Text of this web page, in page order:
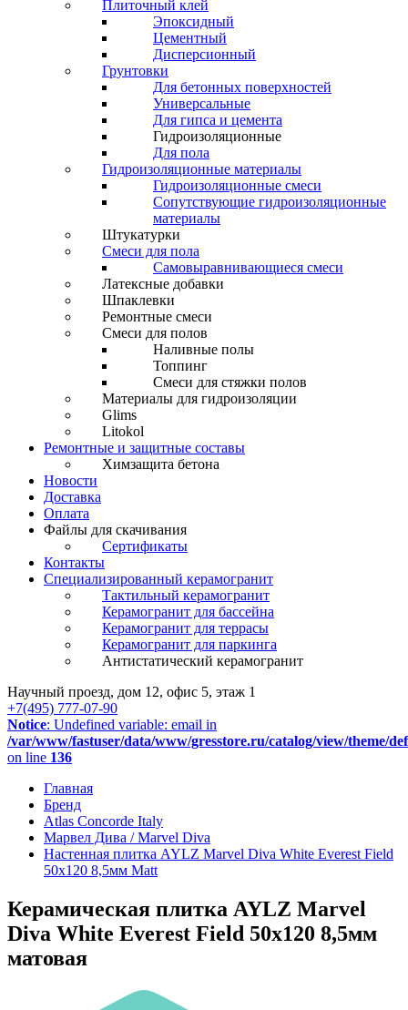
Плиточный клей
Эпоксидный
Цементный
Дисперсионный
Грунтовки
Для бетонных поверхностей
Универсальные
Для гипса и цемента
Гидроизоляционные
Для пола
Гидроизоляционные материалы
Гидроизоляционные смеси
Сопутствующие гидроизоляционные
материалы
Штукатурки
Смеси для пола
Самовыравнивающиеся смеси
Латексные добавки
Шпаклевки
Ремонтные смеси
Смеси для полов
Наливные полы
Топпинг
Смеси для стяжки полов
Материалы для гидроизоляции
Glims
Litokol
Ремонтные и защитные составы
Химзащита бетона
Новости
Доставка
Оплата
Файлы для скачивания
Сертификаты
Контакты
Специализированный керамогранит
Тактильный керамогранит
Керамогранит для бассейна
Керамогранит для террасы
Керамогранит для паркинга
Антистатический керамогранит
Научный проезд, дом 12, офис 5, этаж 1
+7(495) 777-07-90
Notice: Undefined variable: email in
/var/www/fastuser/data/www/gresstore.ru/catalog/view/theme/
on line 136
Главная
Бренд
Atlas Concorde Italy
Марвел Дива / Marvel Diva
Настенная плитка AYLZ Marvel Diva White Everest Field
50x120 8,5мм Matt
Керамическая плитка AYLZ Marvel
Diva White Everest Field 50x120 8,5мм
матовая